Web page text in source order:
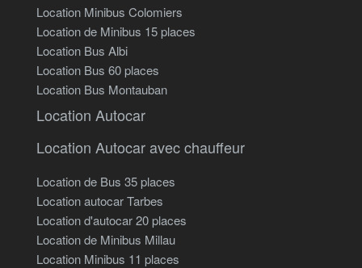
Location Minibus Colomiers
Location de Minibus 15 places
Location Bus Albi
Location Bus 60 places
Location Bus Montauban
Location Autocar
Location Autocar avec chauffeur
Location de Bus 35 places
Location autocar Tarbes
Location d'autocar 20 places
Location de Minibus Millau
Location Minibus 11 places